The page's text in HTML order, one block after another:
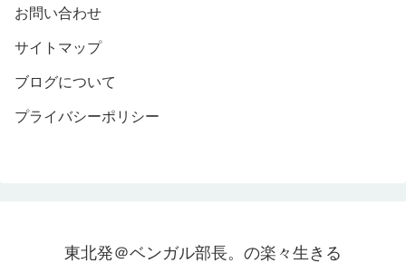
お問い合わせ
サイトマップ
ブログについて
プライバシーポリシー
東北発＠ベンガル部長。の楽々生きる